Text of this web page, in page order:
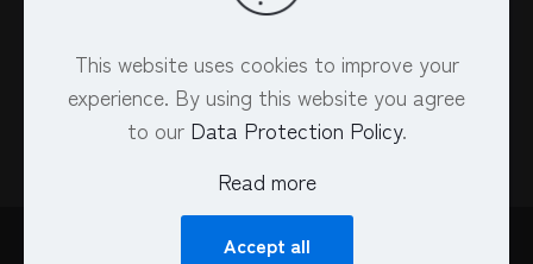
This website uses cookies to improve your
experience. By using this website you agree
to our Data Protection Policy.
Read more
Accept all